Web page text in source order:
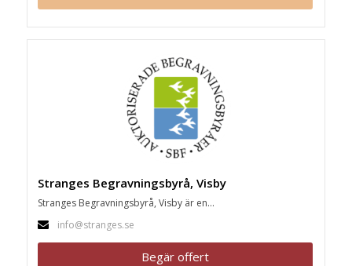
Stranges Begravningsbyrå, Visby
Stranges Begravningsbyrå, Visby är en...
info@stranges.se
Begär offert